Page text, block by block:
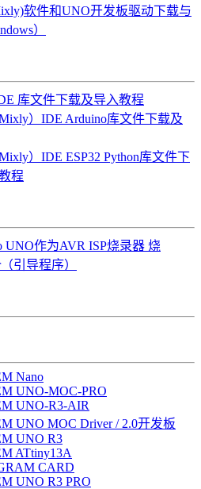
软件和UNO开发板驱动下载与
）
库文件下载及导入教程
）IDE Arduino库文件下载及
）IDE ESP32 Python库文件下
程
UNO作为AVR ISP烧录器 烧
引导程序）
Nano
UNO-MOC-PRO
UNO-R3-AIR
UNO MOC Driver / 2.0开发板
UNO R3
ATtiny13A
CARD
UNO R3 PRO